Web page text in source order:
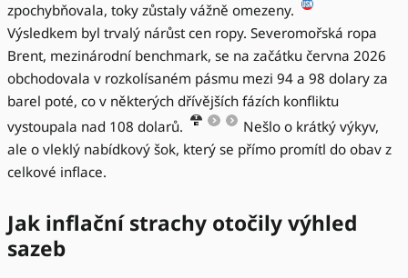
zpochybňovala, toky zůstaly vážně omezeny.
Výsledkem byl trvalý nárůst cen ropy. Severomořská ropa
Brent, mezinárodní benchmark, se na začátku června 2026
obchodovala v rozkolísaném pásmu mezi 94 a 98 dolary za
barel poté, co v některých dřívějších fázích konfliktu
vystoupala nad 108 dolarů.
Nešlo o krátký výkyv,
ale o vleklý nabídkový šok, který se přímo promítl do obav z
celkové inflace.
Jak inflační strachy otočily výhled
sazeb